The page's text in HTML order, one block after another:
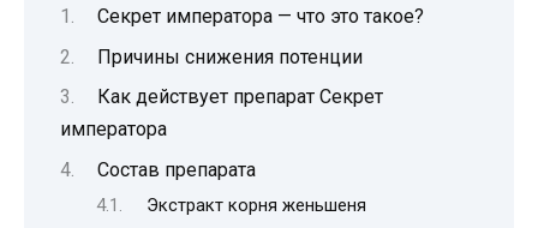
Секрет императора — что это такое?
Причины снижения потенции
Как действует препарат Секрет
императора
Состав препарата
Экстракт корня женьшеня